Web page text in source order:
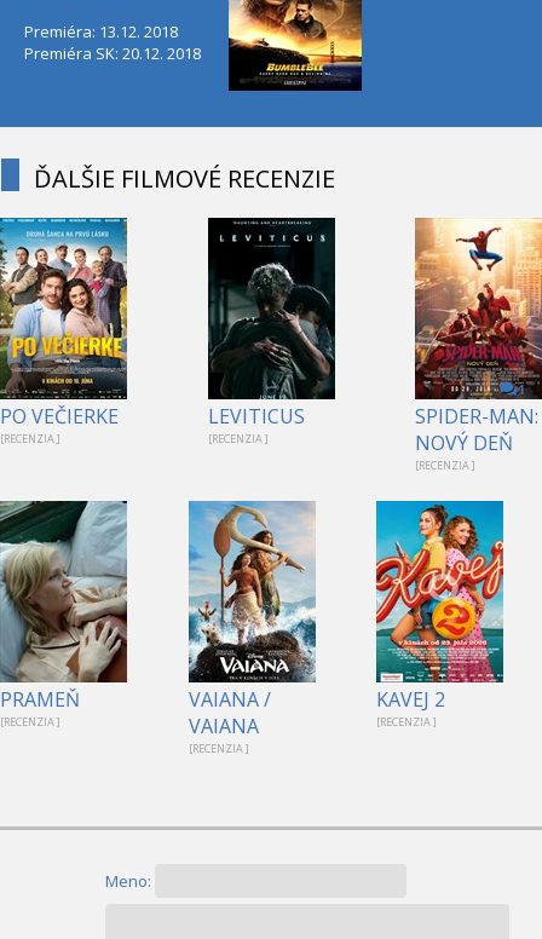
Premiéra: 13.12. 2018
Premiéra SK: 20.12. 2018
ĎALŠIE FILMOVÉ RECENZIE
PO VEČIERKE
[RECENZIA ]
LEVITICUS
[RECENZIA ]
1
SPIDER-MAN:
NOVÝ DEŇ
[RECENZIA ]
PRAMEŇ
[RECENZIA ]
VAIANA /
VAIANA
[RECENZIA ]
KAVEJ 2
[RECENZIA ]
Meno: